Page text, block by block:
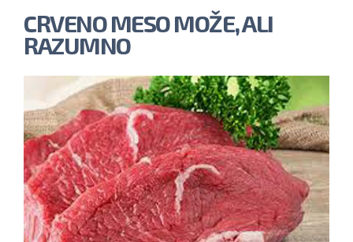
CRVENO MESO MOŽE, ALI
RAZUMNO